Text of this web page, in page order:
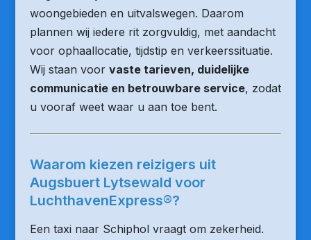
woongebieden en uitvalswegen. Daarom
plannen wij iedere rit zorgvuldig, met aandacht
voor ophaallocatie, tijdstip en verkeerssituatie.
Wij staan voor vaste tarieven, duidelijke
communicatie en betrouwbare service, zodat
u vooraf weet waar u aan toe bent.
Waarom kiezen reizigers uit
Augsbuert Lytsewald voor
LuchthavenExpress®?
Een taxi naar Schiphol vraagt om zekerheid.